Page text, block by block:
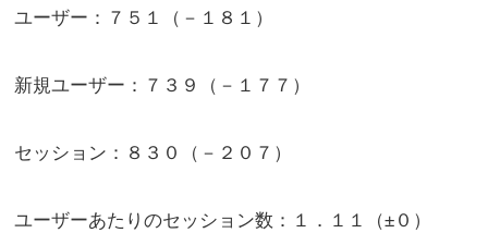
ユーザー：７５１（－１８１）
新規ユーザー：７３９（－１７７）
セッション：８３０（－２０７）
ユーザーあたりのセッション数：１．１１（±０）